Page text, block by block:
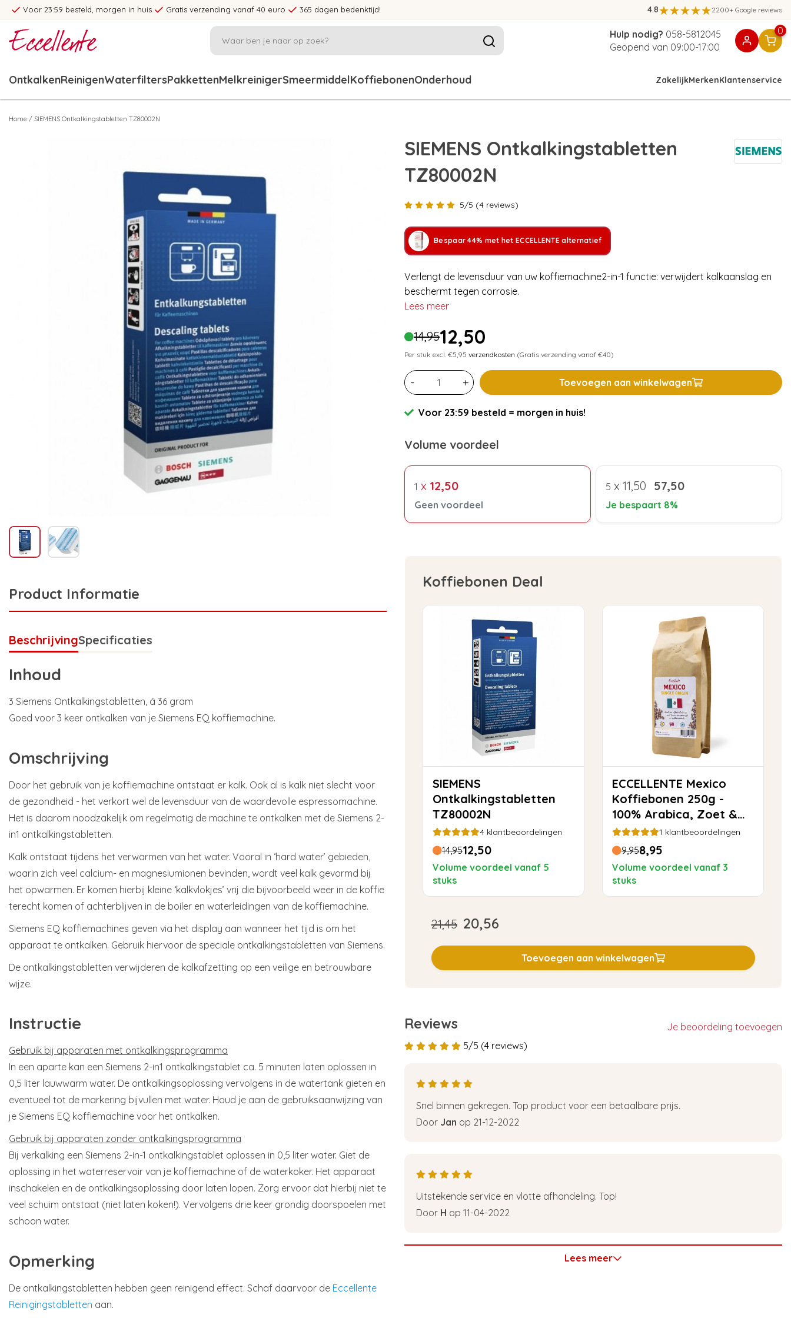
Voor 23:59 besteld, morgen in huis Gratis verzending vanaf 40 euro 365 dagen bedenktijd! 4.8 2200+ Google reviews
Hulp nodig? 058-5812045
Geopend van 09:00-17:00
0
OntkalkenReinigenWaterfiltersPakkettenMelkreinigerSmeermiddelKoffiebonenOnderhoud ZakelijkMerkenKlantenservice
Home / SIEMENS Ontkalkingstabletten TZ80002N
Product Informatie
BeschrijvingSpecificaties
Inhoud
3 Siemens Ontkalkingstabletten, á 36 gram
Goed voor 3 keer ontkalken van je Siemens EQ koffiemachine.
Omschrijving
Door het gebruik van je koffiemachine ontstaat er kalk. Ook al is kalk niet slecht voor
de gezondheid - het verkort wel de levensduur van de waardevolle espressomachine.
Het is daarom noodzakelijk om regelmatig de machine te ontkalken met de Siemens 2-
in1 ontkalkingstabletten.
Kalk ontstaat tijdens het verwarmen van het water. Vooral in ‘hard water’ gebieden,
waarin zich veel calcium- en magnesiumionen bevinden, wordt veel kalk gevormd bij
het opwarmen. Er komen hierbij kleine ‘kalkvlokjes’ vrij die bijvoorbeeld weer in de koffie
terecht komen of achterblijven in de boiler en waterleidingen van de koffiemachine.
Siemens EQ koffiemachines geven via het display aan wanneer het tijd is om het
apparaat te ontkalken. Gebruik hiervoor de speciale ontkalkingstabletten van Siemens.
De ontkalkingstabletten verwijderen de kalkafzetting op een veilige en betrouwbare
wijze.
Instructie
Gebruik bij apparaten met ontkalkingsprogramma
In een aparte kan een Siemens 2-in1 ontkalkingstablet ca. 5 minuten laten oplossen in
0,5 liter lauwwarm water. De ontkalkingsoplossing vervolgens in de watertank gieten en
eventueel tot de markering bijvullen met water. Houd je aan de gebruiksaanwijzing van
je Siemens EQ koffiemachine voor het ontkalken.
Gebruik bij apparaten zonder ontkalkingsprogramma
Bij verkalking een Siemens 2-in-1 ontkalkingstablet oplossen in 0,5 liter water. Giet de
oplossing in het waterreservoir van je koffiemachine of de waterkoker. Het apparaat
inschakelen en de ontkalkingsoplossing door laten lopen. Zorg ervoor dat hierbij niet te
veel schuim ontstaat (niet laten koken!). Vervolgens drie keer grondig doorspoelen met
schoon water.
Opmerking
De ontkalkingstabletten hebben geen reinigend effect. Schaf daarvoor de Eccellente
Reinigingstabletten aan.
SIEMENS Ontkalkingstabletten
TZ80002N
5/5 (4 reviews)
Bespaar 44% met het ECCELLENTE alternatief
Verlengt de levensduur van uw koffiemachine2-in-1 functie: verwijdert kalkaanslag en
beschermt tegen corrosie.
Lees meer
14,9512,50
Per stuk excl. €5,95 verzendkosten (Gratis verzending vanaf €40)
- + Toevoegen aan winkelwagen
Voor 23:59 besteld = morgen in huis!
Volume voordeel
1 x 12,50
Geen voordeel
5 x 11,50 57,50
Je bespaart 8%
Koffiebonen Deal
SIEMENS
Ontkalkingstabletten
TZ80002N
4 klantbeoordelingen
14,9512,50
Volume voordeel vanaf 5
stuks
ECCELLENTE Mexico
Koffiebonen 250g -
100% Arabica, Zoet &
Toegankelijk
1 klantbeoordelingen
9,958,95
Volume voordeel vanaf 3
stuks
21,45 20,56
Toevoegen aan winkelwagen
Reviews
Je beoordeling toevoegen
5/5 (4 reviews)
Snel binnen gekregen. Top product voor een betaalbare prijs.
Door Jan op 21-12-2022
Uitstekende service en vlotte afhandeling. Top!
Door H op 11-04-2022
Lees meer